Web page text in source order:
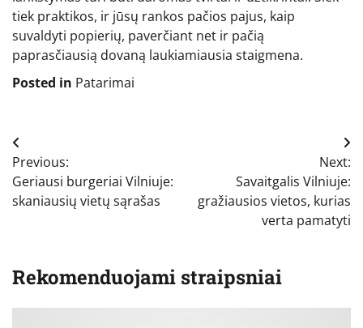
tiek praktikos, ir jūsų rankos pačios pajus, kaip
suvaldyti popierių, paverčiant net ir pačią
paprasčiausią dovaną laukiamiausia staigmena.
Posted in Patarimai
Navigacija
tarp
įrašų
Previous:
Geriausi burgeriai Vilniuje:
skaniausių vietų sąrašas
Next:
Savaitgalis Vilniuje:
gražiausios vietos, kurias
verta pamatyti
Rekomenduojami straipsniai